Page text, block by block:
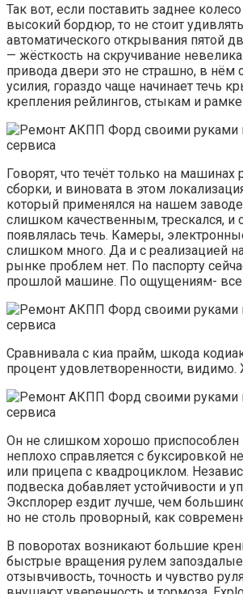
Так вот, если поставить заднее
высокий бордюр, то не стоит
автоматического открывания пятой
— жёсткость на скручивание
привода двери это не страшно, в нём
усилия, гораздо чаще начинает течь
крепления рейлингов, стыкам и рамке
Говорят, что течёт только на машинах
сборки, и виновата в этом
который применялся на нашем
слишком качественным, трескался, и
появлялась течь. Камеры,
слишком много. Да и с реализацией
рынке проблем нет. По паспорту
прошлой машине. По ощущениям- все
Сравнивала с киа прайм, шкода
процент удовлетворенности, видимо.
Он не слишком хорошо
неплохо справляется с буксировкой
или прицепа с квадроциклом.
подвеска добавляет устойчивости и
Эксплорер ездит лучше, чем
но не столь проворный, как
В поворотах возникают большие
быстрые вращения рулем
отзывчивость, точность и чувство